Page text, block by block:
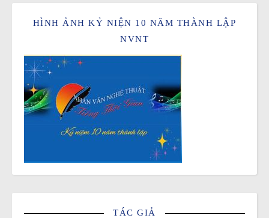
HÌNH ẢNH KỶ NIỆN 10 NĂM THÀNH LẬP
NVNT
TÁC GIẢ